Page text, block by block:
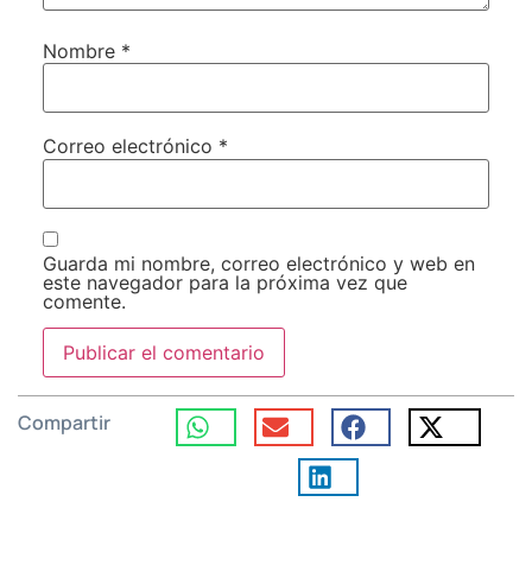
Nombre *
Correo electrónico *
Guarda mi nombre, correo electrónico y web en
este navegador para la próxima vez que
comente.
Compartir